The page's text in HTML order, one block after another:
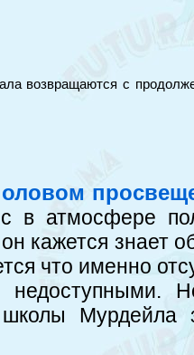
возвращаются с
атмосфере
кажется знает
что именно
Мурдейла